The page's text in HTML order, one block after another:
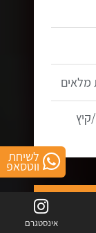
לשיחת
ווטסאפ
אינסטגרם